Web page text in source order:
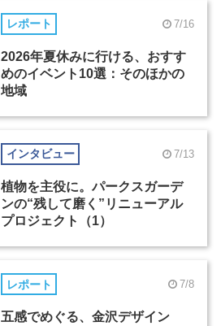
レポート 7/16
2026年夏休みに行ける、おすす
めのイベント10選：そのほかの
地域
インタビュー 7/13
植物を主役に。パークスガーデ
ンの“残して磨く”リニューアル
プロジェクト（1）
レポート 7/8
五感でめぐる、金沢デザイン